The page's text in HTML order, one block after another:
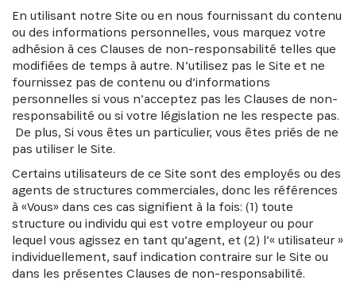
En utilisant notre Site ou en nous fournissant du contenu
ou des informations personnelles, vous marquez votre
adhésion à ces Clauses de non-responsabilité telles que
modifiées de temps à autre. N’utilisez pas le Site et ne
fournissez pas de contenu ou d’informations
personnelles si vous n’acceptez pas les Clauses de non-
responsabilité ou si votre législation ne les respecte pas.
De plus, Si vous êtes un particulier, vous êtes priés de ne
pas utiliser le Site.
Certains utilisateurs de ce Site sont des employés ou des
agents de structures commerciales, donc les références
à «Vous» dans ces cas signifient à la fois: (1) toute
structure ou individu qui est votre employeur ou pour
lequel vous agissez en tant qu’agent, et (2) l’« utilisateur »
individuellement, sauf indication contraire sur le Site ou
dans les présentes Clauses de non-responsabilité.